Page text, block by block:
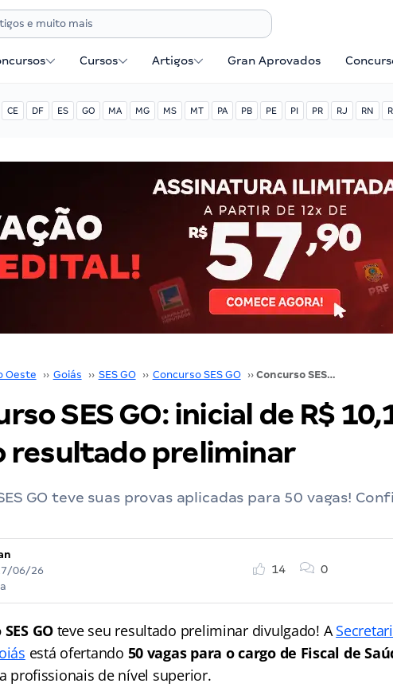
Cursos Artigos Gran Aprovados
CE DF ES GO MA MG MS MT PA PB PE PI PR RJ RN
Oeste ›› Goiás ›› SES GO ›› Concurso SES GO ›› Concurso SES GO: inicial de R$ 10,1 mil! Veja o resultado preliminar
SES GO: inicial de R$
resultado preliminar
GO teve suas provas aplicadas para 50 vagas!
06/26
14 0
GO teve seu resultado preliminar divulgado! A
está ofertando 50 vagas para o cargo de Fiscal de
profissionais de nível superior.